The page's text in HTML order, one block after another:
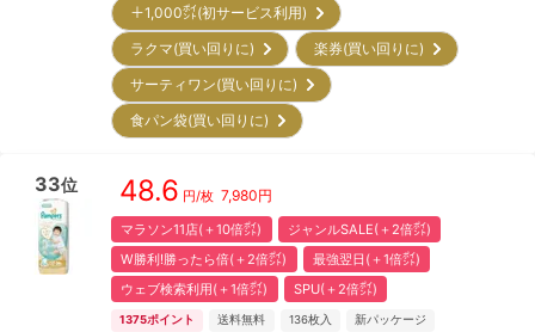
＋1,000㌽(初サービス利用)
ラクマ(買い回りに)
楽券(買い回りに)
サーティワン(買い回りに)
食パン袋(買い回りに)
33位 48.6 円/枚 7,980円
マラソン11店(＋10倍㌽)
ジャンルSALE(＋2倍㌽)
W勝利!勝ったら倍(＋2倍㌽)
最強翌日(＋1倍㌽)
ウェブ検索利用(＋1倍㌽)
SPU(＋2倍㌽)
1375ポイント 送料無料 136枚入 新パッケージ